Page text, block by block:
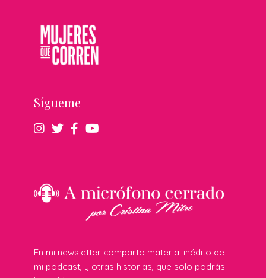
Sígueme
En mi newsletter comparto material inédito de
mi podcast, y otras historias, que solo podrás